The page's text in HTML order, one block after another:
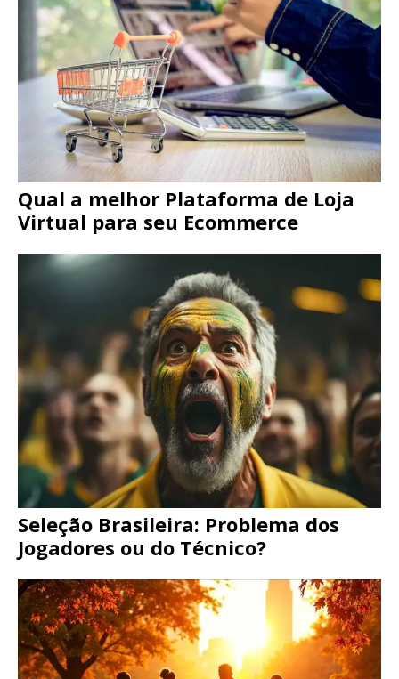
Qual a melhor Plataforma de Loja
Virtual para seu Ecommerce
Seleção Brasileira: Problema dos
Jogadores ou do Técnico?